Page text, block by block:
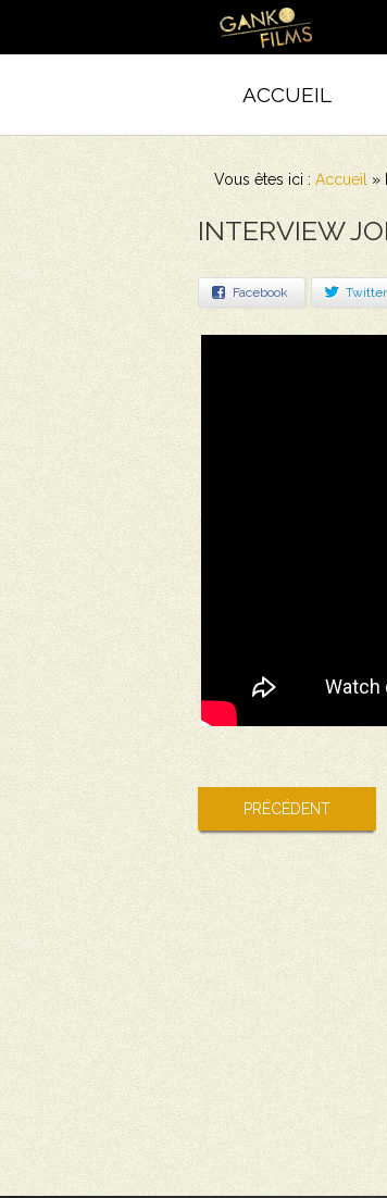
ACCUEIL
Vous êtes ici : Accueil »
INTERVIEW
Facebook Twitter
PRÉCÉDENT